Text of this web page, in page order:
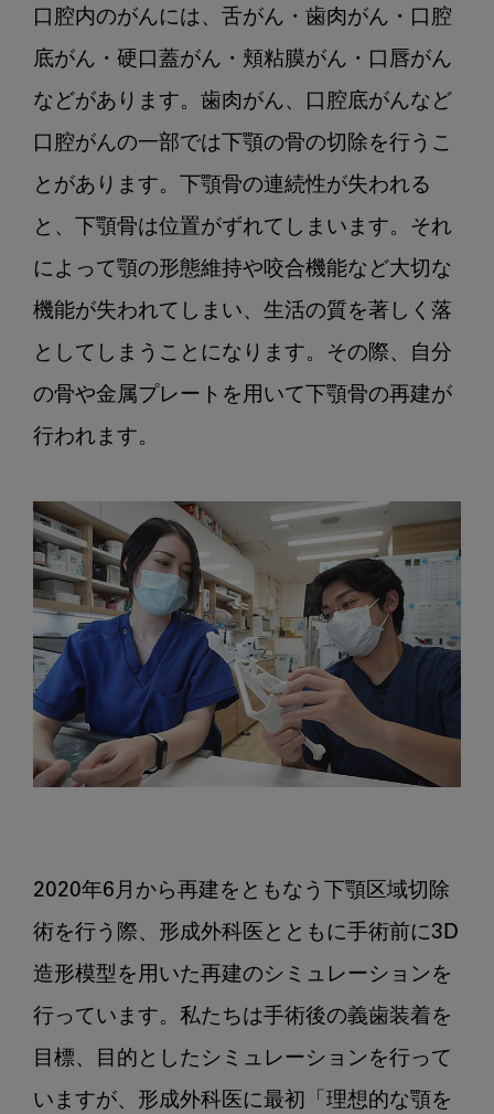
口腔内のがんには、舌がん・歯肉がん・口腔
底がん・硬口蓋がん・頬粘膜がん・口唇がん
などがあります。歯肉がん、口腔底がんなど
口腔がんの一部では下顎の骨の切除を行うこ
とがあります。下顎骨の連続性が失われる
と、下顎骨は位置がずれてしまいます。それ
によって顎の形態維持や咬合機能など大切な
機能が失われてしまい、生活の質を著しく落
としてしまうことになります。その際、自分
の骨や金属プレートを用いて下顎骨の再建が
行われます。
2020年6月から再建をともなう下顎区域切除
術を行う際、形成外科医とともに手術前に3D
造形模型を用いた再建のシミュレーションを
行っています。私たちは手術後の義歯装着を
目標、目的としたシミュレーションを行って
いますが、形成外科医に最初「理想的な顎を